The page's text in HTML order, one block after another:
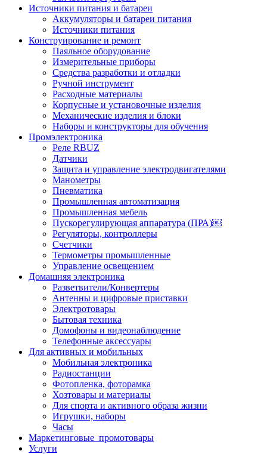
Источники питания и батареи
Аккумуляторы и батареи питания
Источники питания
Конструирование и ремонт
Паяльное оборудование
Измерительные приборы
Средства разработки и отладки
Ручной инструмент
Расходные материалы
Корпусные и установочные изделия
Механические изделия и блоки
Наборы и конструкторы для обучения
Промэлектроника
Реле RBUZ
Датчики
Защита и управление электродвигателями
Манометры
Пневматика
Промышленная автоматизация
Промышленная мебель
Пускорегулирующая аппаратура (ПРА)￼
Регуляторы, контроллеры
Счетчики
Термометры промышленные
Управление освещением
Домашняя электроника
Разветвители/Конвертеры
Антенны и цифровые приставки
Электротовары
Бытовая техника
Домофоны и видеонаблюдение
Телефонные аксессуары
Для активных и мобильных
Мобильная электроника
Радиостанции
Фотопленка, фоторамка
Хозтовары и материалы
Для спорта и активного образа жизни
Игрушки, наборы
Часы
Маркетинговые_промотовары
Услуги